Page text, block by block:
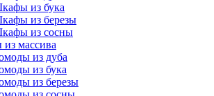
из бука
из березы
из сосны
массива
из дуба
из бука
из березы